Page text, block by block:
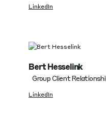
LinkedIn
Bert Hesselink
Group Client
LinkedIn